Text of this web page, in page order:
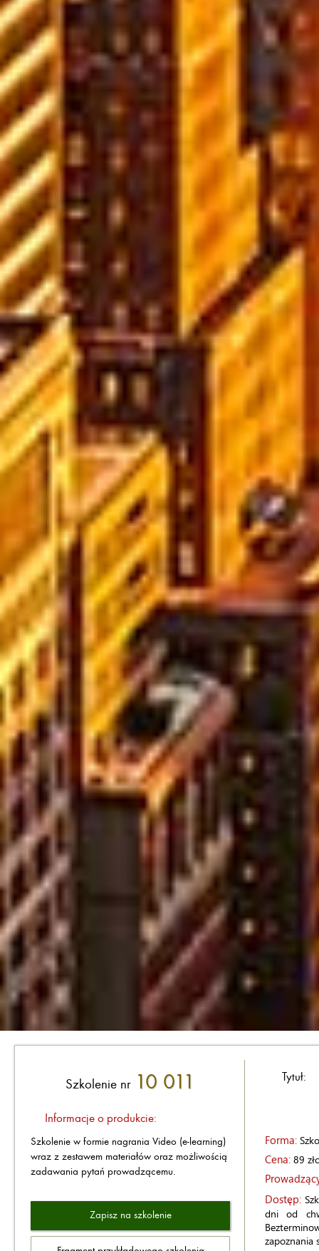
Szkolenie nr 10 011
Informacje o produkcie:
Szkolenie w formie nagrania Video (e-learning)
wraz z zestawem materiałów oraz możliwością
zadawania pytań prowadzącemu.
Zapisz na szkolenie
Tytuł:
Forma:
Cena:89
Dostęp:
dni od
zapoznania